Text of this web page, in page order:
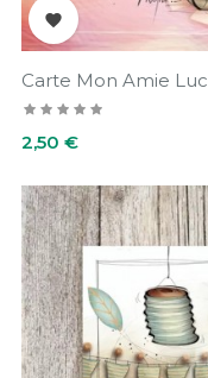

Carte Mon Amie
Prix
2,50 €